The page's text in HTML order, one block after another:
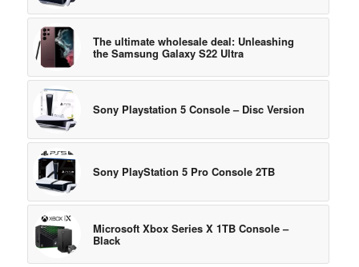
The ultimate wholesale deal: Unleashing
the Samsung Galaxy S22 Ultra
Sony Playstation 5 Console – Disc Version
Sony PlayStation 5 Pro Console 2TB
Microsoft Xbox Series X 1TB Console –
Black